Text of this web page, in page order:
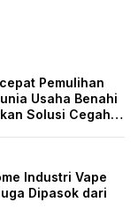
Pemulihan
Usaha Benahi
Solusi Cegah
Industri Vape
Dipasok dari